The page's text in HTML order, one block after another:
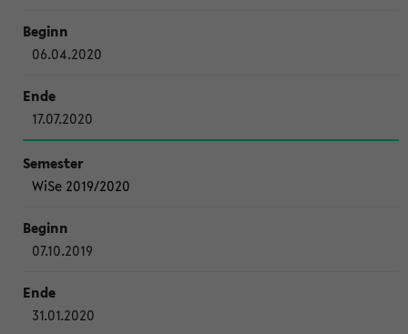
06.04.2020
17.07.2020
WiSe 2019/2020
07.10.2019
31.01.2020